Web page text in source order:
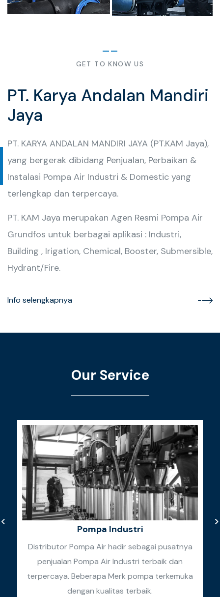
GET TO KNOW US
PT. Karya Andalan Mandiri
Jaya
PT. KARYA ANDALAN MANDIRI JAYA (PT.KAM Jaya),
yang bergerak dibidang Penjualan, Perbaikan &
Instalasi Pompa Air Industri & Domestic yang
terlengkap dan terpercaya.
PT. KAM Jaya merupakan Agen Resmi Pompa Air
Grundfos untuk berbagai aplikasi : Industri,
Building , Irigation, Chemical, Booster, Submersible,
Hydrant/Fire.
Info selengkapnya
Our Service
Pompa Industri
Distributor Pompa Air hadir sebagai pusatnya
penjualan Pompa Air Industri terbaik dan
terpercaya. Beberapa Merk pompa terkemuka
dengan kualitas terbaik.